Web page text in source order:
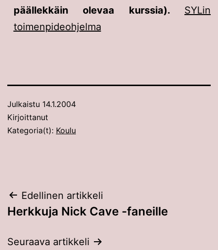
päällekkäin olevaa kurssia). SYLin
toimenpideohjelma
Julkaistu 14.1.2004
Kirjoittanut
Kategoria(t): Koulu
Artikkelien
selaus
Edellinen artikkeli
Herkkuja Nick Cave -faneille
Seuraava artikkeli